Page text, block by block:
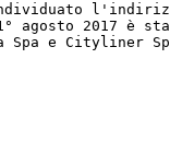
agosto 2017 è
e Cityliner